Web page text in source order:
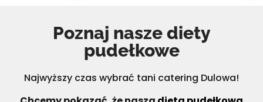
Poznaj nasze diety
pudełkowe
Najwyższy czas wybrać tani catering Dulowa!